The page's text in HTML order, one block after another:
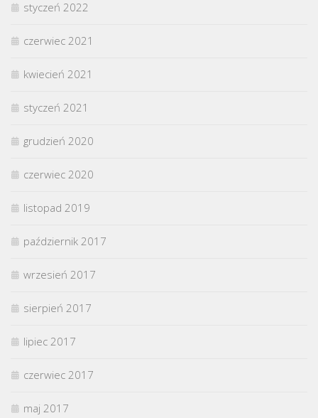
styczeń 2022
czerwiec 2021
kwiecień 2021
styczeń 2021
grudzień 2020
czerwiec 2020
listopad 2019
październik 2017
wrzesień 2017
sierpień 2017
lipiec 2017
czerwiec 2017
maj 2017